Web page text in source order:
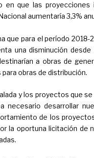
que las proyecciones
aumentaría 3,3%
que para el período
una disminución
a obras de
obras de distribución.
y los proyectos que
necesario desarrollar
de los
la oportuna licitación de